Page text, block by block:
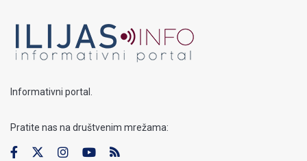
Informativni portal.
Pratite nas na društvenim mrežama: